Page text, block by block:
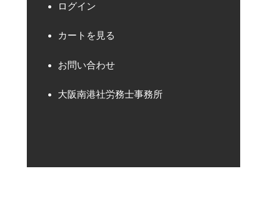
ログイン
カートを見る
お問い合わせ
大阪南港社労務士事務所